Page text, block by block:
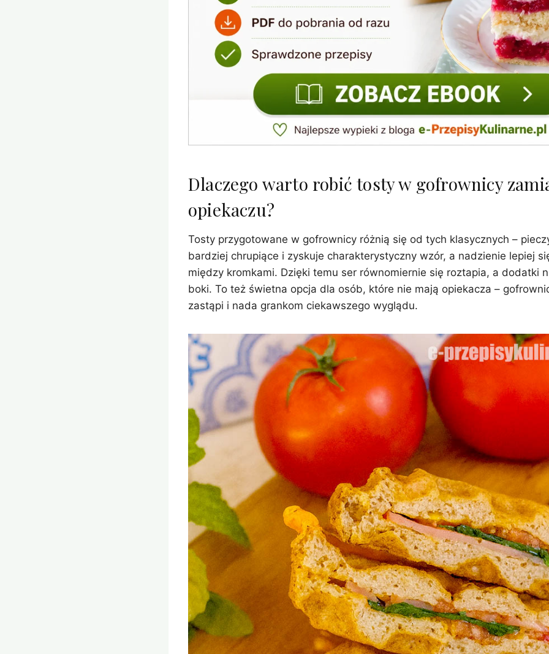
Dlaczego warto robić tosty w gofrownicy
opiekaczu?
Tosty przygotowane w gofrownicy różnią się od tych klasycznych –
bardziej chrupiące i zyskuje charakterystyczny wzór, a nadzienie lepiej
między kromkami. Dzięki temu ser równomiernie się roztapia, a dodatki
boki. To też świetna opcja dla osób, które nie mają opiekacza –
zastąpi i nada grankom ciekawszego wyglądu.